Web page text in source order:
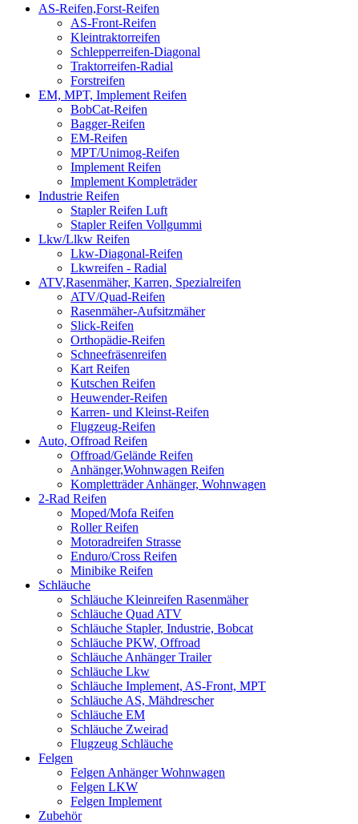
AS-Reifen,Forst-Reifen
AS-Front-Reifen
Kleintraktorreifen
Schlepperreifen-Diagonal
Traktorreifen-Radial
Forstreifen
EM, MPT, Implement Reifen
BobCat-Reifen
Bagger-Reifen
EM-Reifen
MPT/Unimog-Reifen
Implement Reifen
Implement Kompleträder
Industrie Reifen
Stapler Reifen Luft
Stapler Reifen Vollgummi
Lkw/Llkw Reifen
Lkw-Diagonal-Reifen
Lkwreifen - Radial
ATV,Rasenmäher, Karren, Spezialreifen
ATV/Quad-Reifen
Rasenmäher-Aufsitzmäher
Slick-Reifen
Orthopädie-Reifen
Schneefräsenreifen
Kart Reifen
Kutschen Reifen
Heuwender-Reifen
Karren- und Kleinst-Reifen
Flugzeug-Reifen
Auto, Offroad Reifen
Offroad/Gelände Reifen
Anhänger,Wohnwagen Reifen
Kompletträder Anhänger, Wohnwagen
2-Rad Reifen
Moped/Mofa Reifen
Roller Reifen
Motoradreifen Strasse
Enduro/Cross Reifen
Minibike Reifen
Schläuche
Schläuche Kleinreifen Rasenmäher
Schläuche Quad ATV
Schläuche Stapler, Industrie, Bobcat
Schläuche PKW, Offroad
Schläuche Anhänger Trailer
Schläuche Lkw
Schläuche Implement, AS-Front, MPT
Schläuche AS, Mähdrescher
Schläuche EM
Schläuche Zweirad
Flugzeug Schläuche
Felgen
Felgen Anhänger Wohnwagen
Felgen LKW
Felgen Implement
Zubehör